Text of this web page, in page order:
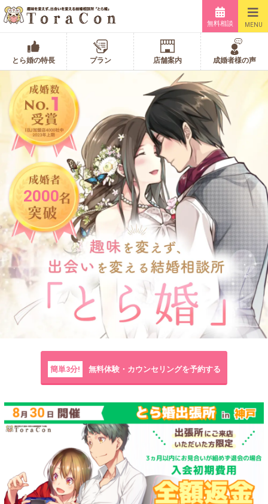
無料相談 MENU
とら婚の特長 プラン 店舗案内 成婚者様の声
2000
簡単3分! 無料体験・カウンセリングを予約する